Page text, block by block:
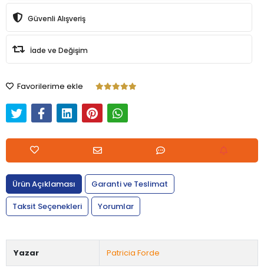
Güvenli Alışveriş
İade ve Değişim
Favorilerime ekle
Ürün Açıklaması
Garanti ve Teslimat
Taksit Seçenekleri
Yorumlar
Yazar Patricia Forde